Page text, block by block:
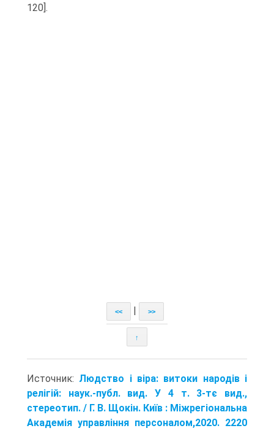
120].
<< >>
↑
Источник: Людство і віра: витоки народів і
релігій: наук.-публ. вид. У 4 т. 3-тє вид.,
стереотип. / Г. В. Щокін. Київ : Міжрегіональна
Академія управління персоналом,2020. 2220